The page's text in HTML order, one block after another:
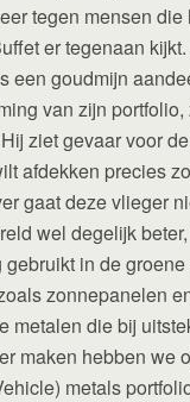
tegen mensen die
er tegenaan
een goudmijn
van zijn
ziet gevaar voor
afdekken precies
gaat deze vlieger
wel degelijk
in de
zonnepanelen
metalen die bij
maken hebben we
metals